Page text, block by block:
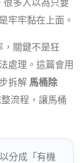
很多人以為只要
牢牢黏在上面。
，關鍵不是狂
處理。這篇會用
拆解 馬桶除
流程，讓馬桶
分成「有機